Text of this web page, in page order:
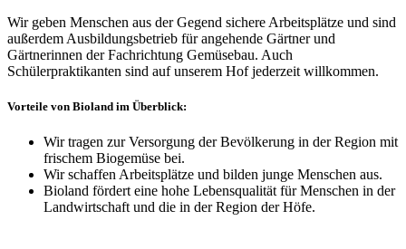
Wir geben Menschen aus der Gegend sichere Arbeitsplätze und sind
außerdem Ausbildungsbetrieb für angehende Gärtner und
Gärtnerinnen der Fachrichtung Gemüsebau. Auch
Schülerpraktikanten sind auf unserem Hof jederzeit willkommen.
Vorteile von Bioland im Überblick:
Wir tragen zur Versorgung der Bevölkerung in der Region mit
frischem Biogemüse bei.
Wir schaffen Arbeitsplätze und bilden junge Menschen aus.
Bioland fördert eine hohe Lebensqualität für Menschen in der
Landwirtschaft und die in der Region der Höfe.